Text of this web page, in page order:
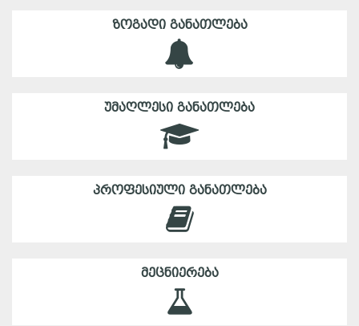
ᲖᲝᲒᲐᲓᲘ ᲒᲐᲜᲐᲗᲚᲔᲑᲐ
ᲣᲛᲐᲦᲚᲔᲡᲘ ᲒᲐᲜᲐᲗᲚᲔᲑᲐ
ᲞᲠᲝᲤᲔᲡᲘᲣᲚᲘ ᲒᲐᲜᲐᲗᲚᲔᲑᲐ
ᲛᲔᲪᲜᲘᲔᲠᲔᲑᲐ